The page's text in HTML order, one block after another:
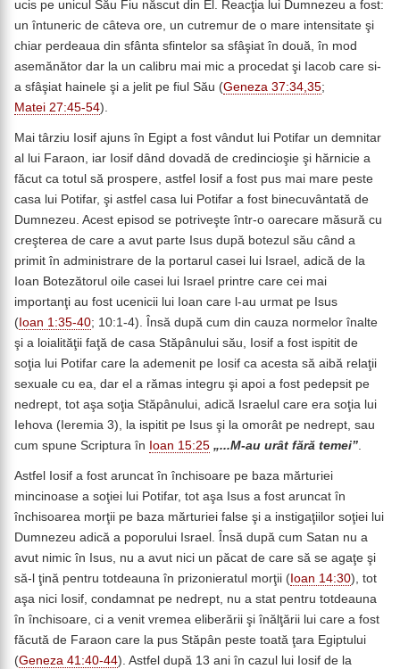
ucis pe unicul Său Fiu născut din El. Reacţia lui Dumnezeu a fost:
un întuneric de câteva ore, un cutremur de o mare intensitate şi
chiar perdeaua din sfânta sfintelor sa sfâşiat în două, în mod
asemănător dar la un calibru mai mic a procedat şi Iacob care si-
a sfâşiat hainele şi a jelit pe fiul Său (Geneza 37:34,35;
Matei 27:45-54).
Mai târziu Iosif ajuns în Egipt a fost vândut lui Potifar un demnitar
al lui Faraon, iar Iosif dând dovadă de credincioşie şi hărnicie a
făcut ca totul să prospere, astfel Iosif a fost pus mai mare peste
casa lui Potifar, şi astfel casa lui Potifar a fost binecuvântată de
Dumnezeu. Acest episod se potriveşte într-o oarecare măsură cu
creşterea de care a avut parte Isus după botezul său când a
primit în administrare de la portarul casei lui Israel, adică de la
Ioan Botezătorul oile casei lui Israel printre care cei mai
importanţi au fost ucenicii lui Ioan care l-au urmat pe Isus
( Ioan 1:35-40; 10:1-4). Însă după cum din cauza normelor înalte
şi a loialităţii faţă de casa Stăpânului său, Iosif a fost ispitit de
soţia lui Potifar care la ademenit pe Iosif ca acesta să aibă relaţii
sexuale cu ea, dar el a rămas integru şi apoi a fost pedepsit pe
nedrept, tot aşa soţia Stăpânului, adică Israelul care era soţia lui
Iehova (Ieremia 3), la ispitit pe Isus şi la omorât pe nedrept, sau
cum spune Scriptura în Ioan 15:25 „...M-au urât fără temei”
Astfel Iosif a fost aruncat în închisoare pe baza mărturiei
mincinoase a soţiei lui Potifar, tot aşa Isus a fost aruncat în
închisoarea morţii pe baza mărturiei false şi a instigaţiilor soţiei lui
Dumnezeu adică a poporului Israel. Însă după cum Satan nu a
avut nimic în Isus, nu a avut nici un păcat de care să se agaţe şi
să-l ţină pentru totdeauna în prizonieratul morţii ( Ioan 14:30), tot
aşa nici Iosif, condamnat pe nedrept, nu a stat pentru totdeauna
în închisoare, ci a venit vremea eliberării şi înălţării lui care a fost
făcută de Faraon care la pus Stăpân peste toată ţara Egiptului
(Geneza 41:40-44). Astfel după 13 ani în cazul lui Iosif de la